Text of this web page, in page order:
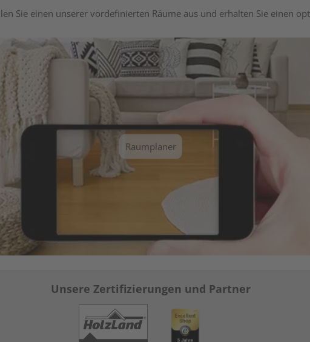
Sie einen unserer vordefinierten Räume aus und erhalten Sie einen
Raumplaner
Unsere Zertifizierungen und Partner